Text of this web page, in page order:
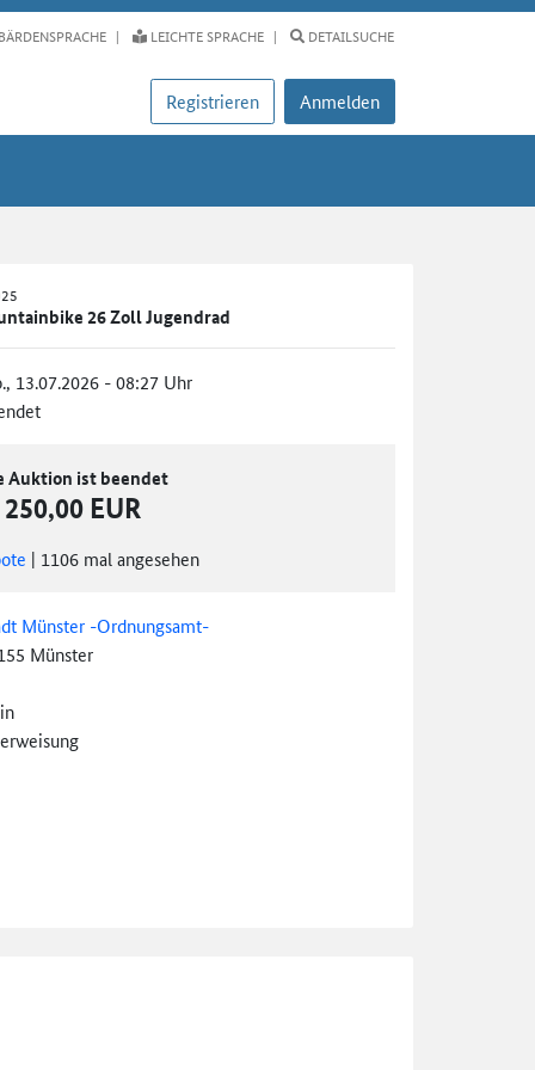
LEICHTE SPRACHE DETAILSUCHE
Registrieren Anmelden
26 Zoll Jugendrad
13.07.2026 - 08:27 Uhr
Auktion ist beendet
250,00 EUR
| 1106 mal angesehen
Münster -Ordnungsamt-
Münster